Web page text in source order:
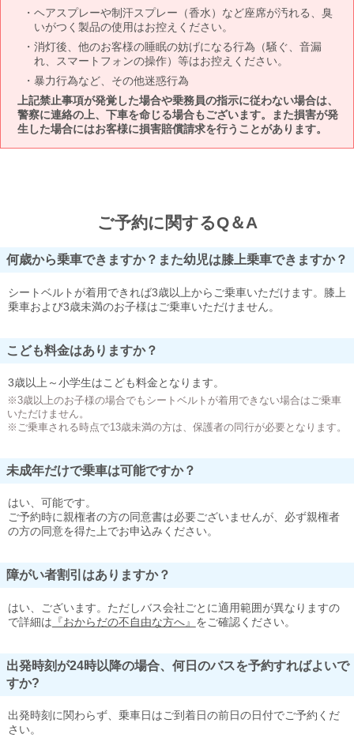
ヘアスプレーや制汗スプレー（香水）など座席が汚れる、臭
いがつく製品の使用はお控えください。
消灯後、他のお客様の睡眠の妨げになる行為（騒ぐ、音漏
れ、スマートフォンの操作）等はお控えください。
暴力行為など、その他迷惑行為
上記禁止事項が発覚した場合や乗務員の指示に従わない場合は、
警察に連絡の上、下車を命じる場合もございます。また損害が発
生した場合にはお客様に損害賠償請求を行うことがあります。
ご予約に関するQ＆A
何歳から乗車できますか？また幼児は膝上乗車できますか？
シートベルトが着用できれば3歳以上からご乗車いただけます。膝上
乗車および3歳未満のお子様はご乗車いただけません。
こども料金はありますか？
3歳以上～小学生はこども料金となります。
※3歳以上のお子様の場合でもシートベルトが着用できない場合はご乗車
いただけません。
※ご乗車される時点で13歳未満の方は、保護者の同行が必要となります。
未成年だけで乗車は可能ですか？
はい、可能です。
ご予約時に親権者の方の同意書は必要ございませんが、必ず親権者
の方の同意を得た上でお申込みください。
障がい者割引はありますか？
はい、ございます。ただしバス会社ごとに適用範囲が異なりますの
で詳細は 『おからだの不自由な方へ』 をご確認ください。
出発時刻が24時以降の場合、何日のバスを予約すればよいで
すか?
出発時刻に関わらず、乗車日はご到着日の前日の日付でご予約くだ
さい。